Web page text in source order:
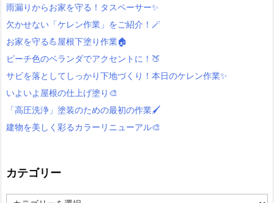
雨漏りからお家を守る！タスペーサー✨
欠かせない「ケレン作業」をご紹介！🪄
お家を守る💪屋根下塗り作業🏠
ピーチ色のベランダでアクセントに！🍑
サビを落としてしっかり下地づくり！本日のケレン作業✨
いよいよ屋根の仕上げ塗り🎨
「高圧洗浄」塗装のための最初の作業🖌️
建物を美しく彩るカラーリニューアル🎨
カテゴリー